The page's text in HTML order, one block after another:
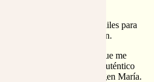
a mis tiempos juveniles para
a lo que había sido jardín.
con acomodar a la Virgen, que me
realidad. Sí, se trataba de auténtico
ya tenía por fragancia a Virgen María.